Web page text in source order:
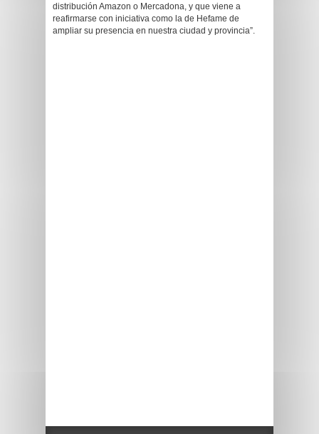
distribución Amazon o Mercadona, y que viene a
reafirmarse con iniciativa como la de Hefame de
ampliar su presencia en nuestra ciudad y provincia”.